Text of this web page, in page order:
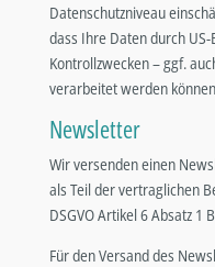
Datenschutzniveau
dass Ihre Daten durch
Kontrollzwecken – ggf.
verarbeitet werden
Newsletter
Wir versenden einen
als Teil der vertraglichen
DSGVO Artikel 6 Absatz 1
Für den Versand des